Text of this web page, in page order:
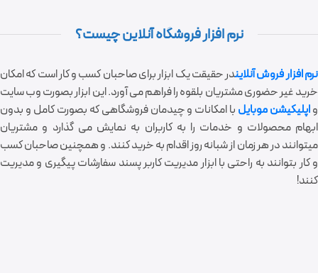
نرم افزار فروشگاه آنلاین چیست؟
نرم افزارفروش آنلایندر حقیقت یک ابزار برای صاحبان کسب و کار است که امکان
خرید غیر حضوری مشتریان بلقوه را فراهم می آورد. این ابزار بصورت وب سایت
واپلیکیشن موبایل با امکانات و چیدمان فروشگاهی که بصورت کامل و بدون
ابهام محصولات و خدمات را به کاربران به نمایش می گذارد و مشتریان
میتوانند در هر زمان از شبانه روز اقدام به خرید کنند. و همچنین صاحبان کسب
و کار بتوانند به راحتی با ابزار مدیریت کاربر پسند سفارشات پیگیری و مدیریت
کنند!